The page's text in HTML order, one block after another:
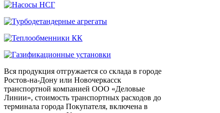
Вся продукция отгружается со склада в городе
Ростов-на-Дону или Новочеркасск
транспортной компанией ООО «Деловые
Линии», стоимость транспортных расходов до
терминала города Покупателя, включена в